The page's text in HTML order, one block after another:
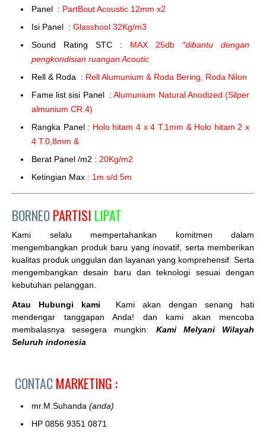
Panel : PartBout Acoustic 12mm x2
Isi Panel : Glasshool 32Kg/m3
Sound Rating STC : MAX 25db *dibantu dengan
pengkondisian ruangan Acoutic
Rell & Roda : Rell Alumunium & Roda Bering, Roda Nilon
Fame list sisi Panel :Alumunium Natural Anodized (Silper
almunium CR.4)
Rangka Panel : Holo hitam 4 x 4 T.1mm & Holo hitam 2 x
4 T.0,8mm &
Berat Panel /m2 : 20Kg/m2
Ketingian Max : 1m s/d 5m
BORNEOPARTISI LIPAT
Kami selalu mempertahankan komitmen dalam
mengembangkan produk baru yang inovatif, serta memberikan
kualitas produk unggulan dan layanan yang komprehensif. Serta
mengembangkan desain baru dan teknologi sesuai dengan
kebutuhan pelanggan.
Atau Hubungi kami
Kami akan dengan senang hati
mendengar tanggapan Anda! dan kami akan mencoba
membalasnya sesegera mungkin: Kami Melyani Wilayah
Seluruh indonesia
CONTACMARKETING :
mr.M.Suhanda (anda)
HP 0856 9351 0871